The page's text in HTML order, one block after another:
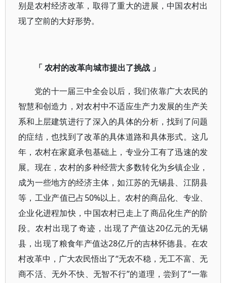
别是农村经济改革，取得了重大的进展，中国农村出
现了空前的大好形势。
「 农村的改革向城市提出了挑战 」
党的十一届三中全会以后，我们依靠广大农民的
智慧和创造力，对农村中不适应生产力发展的生产关
系和上层建筑进行了深入的具体的分析，找到了问题
的症结，也找到了改革的具体道路和具体形式。这几
年，农村在家庭承包基础上，专业分工有了迅速的发
展。现在，农村的多种经营大多数转化为乡镇企业，
成为一些地方的经济主体，如江苏的无锡县、江阴县
等，工业产值已占50%以上。农村的商品化、专业、
企业化进程加快，中国农村已走上了商品化生产的阶
段。农村出现了奇迹，出现了产值达20亿元的无锡
县，出现了粮食年产值达28亿斤的吉林怀德县。在农
村改革中，广大农民悟出了“无农不稳，无工不富、无
商不活、无外不快、无智不行”的道理，尝到了“一靠